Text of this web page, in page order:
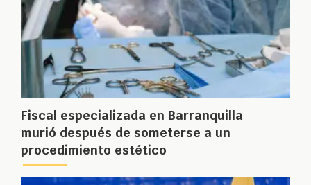
Fiscal especializada en Barranquilla
murió después de someterse a un
procedimiento estético